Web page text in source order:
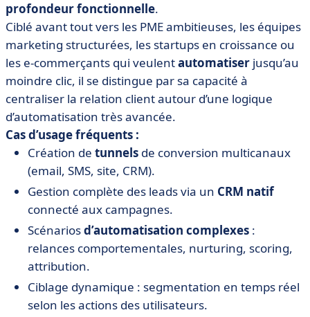
profondeur fonctionnelle.
Ciblé avant tout vers les PME ambitieuses, les équipes
marketing structurées, les startups en croissance ou
les e-commerçants qui veulentautomatiser jusqu’au
moindre clic, il se distingue par sa capacité à
centraliser la relation client autour d’une logique
d’automatisation très avancée.
Cas d’usage fréquents :
Création de tunnels de conversion multicanaux
(email, SMS, site, CRM).
Gestion complète des leads via un CRM natif
connecté aux campagnes.
Scénariosd’automatisation complexes :
relances comportementales, nurturing, scoring,
attribution.
Ciblage dynamique : segmentation en temps réel
selon les actions des utilisateurs.